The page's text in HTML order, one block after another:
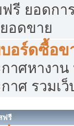
รี ยอดกา
อดขาย
บอร์ดซื้อข
าศหางาน
าศ รวมเ
ฟรี